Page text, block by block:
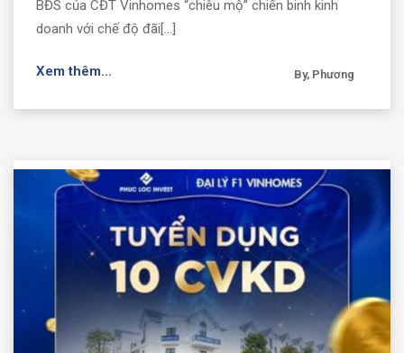
BĐS của CĐT Vinhomes “chiêu mộ” chiến binh kinh
doanh với chế độ đãi[...]
Xem thêm... By, Phương